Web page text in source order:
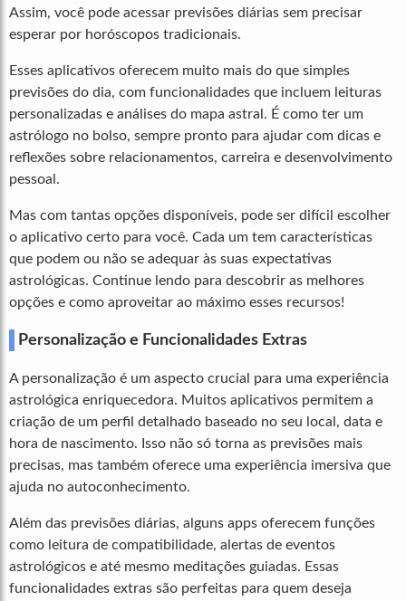
Assim, você pode acessar previsões diárias sem precisar
esperar por horóscopos tradicionais.
Esses aplicativos oferecem muito mais do que simples
previsões do dia, com funcionalidades que incluem leituras
personalizadas e análises do mapa astral. É como ter um
astrólogo no bolso, sempre pronto para ajudar com dicas e
reflexões sobre relacionamentos, carreira e desenvolvimento
pessoal.
Mas com tantas opções disponíveis, pode ser difícil escolher
o aplicativo certo para você. Cada um tem características
que podem ou não se adequar às suas expectativas
astrológicas. Continue lendo para descobrir as melhores
opções e como aproveitar ao máximo esses recursos!
Personalização e Funcionalidades Extras
A personalização é um aspecto crucial para uma experiência
astrológica enriquecedora. Muitos aplicativos permitem a
criação de um perfil detalhado baseado no seu local, data e
hora de nascimento. Isso não só torna as previsões mais
precisas, mas também oferece uma experiência imersiva que
ajuda no autoconhecimento.
Além das previsões diárias, alguns apps oferecem funções
como leitura de compatibilidade, alertas de eventos
astrológicos e até mesmo meditações guiadas. Essas
funcionalidades extras são perfeitas para quem deseja